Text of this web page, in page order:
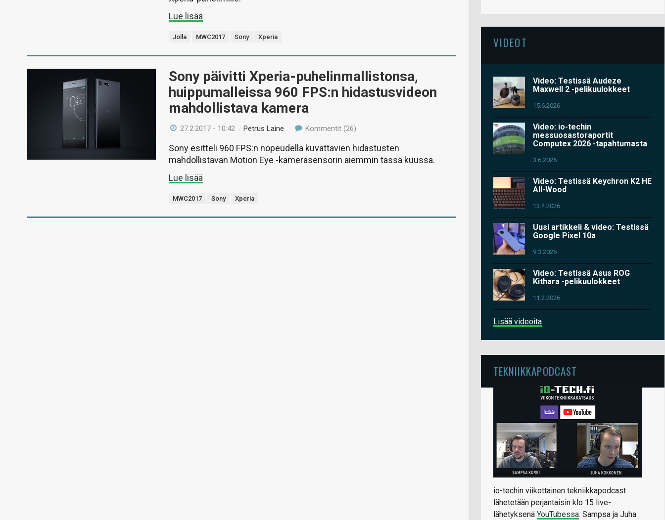
Lue lisää
Jolla MWC2017 Sony Xperia
Sony päivitti Xperia-puhelinmallistonsa,
huippumalleissa 960 FPS:n hidastusvideon
mahdollistava kamera
27.2.2017 - 10:42 /Petrus Laine Kommentit (26)
Sony esitteli 960 FPS:n nopeudella kuvattavien hidastusten
mahdollistavan Motion Eye -kamerasensorin aiemmin tässä kuussa.
Lue lisää
MWC2017 Sony Xperia
VIDEOT
Video: Testissä Audeze
Maxwell 2 -pelikuulokkeet
15.6.2026
Video: io-techin
messuosastoraportit
Computex 2026 -tapahtumasta
3.6.2026
Video: Testissä Keychron K2 HE
All-Wood
13.4.2026
Uusi artikkeli & video: Testissä
Google Pixel 10a
9.3.2026
Video: Testissä Asus ROG
Kithara -pelikuulokkeet
11.2.2026
Lisää videoita
TEKNIIKKAPODCAST
io-techin viikottainen tekniikkapodcast
lähetetään perjantaisin klo 15 live-
lähetyksenä YouTubessa. Sampsa ja Juha